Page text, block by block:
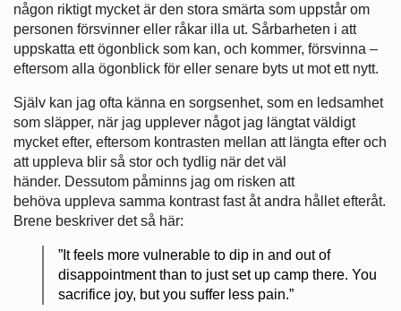
någon riktigt mycket är den stora smärta som uppstår om
personen försvinner eller råkar illa ut. Sårbarheten i att
uppskatta ett ögonblick som kan, och kommer, försvinna –
eftersom alla ögonblick för eller senare byts ut mot ett nytt.
Själv kan jag ofta känna en sorgsenhet, som en ledsamhet
som släpper, när jag upplever något jag längtat väldigt
mycket efter, eftersom kontrasten mellan att längta efter och
att uppleva blir så stor och tydlig när det väl
händer. Dessutom påminns jag om risken att
behöva uppleva samma kontrast fast åt andra hållet efteråt.
Brene beskriver det så här:
”It feels more vulnerable to dip in and out of
disappointment than to just set up camp there. You
sacrifice joy, but you suffer less pain.”